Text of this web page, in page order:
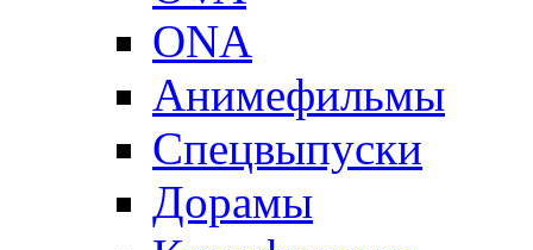
ONA
Анимефильмы
Спецвыпуски
Дорамы